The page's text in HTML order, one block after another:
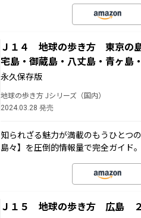
Ｊ１４ 地球の歩き方 東京の
宅島・御蔵島・八丈島・青ヶ
永久保存版
地球の歩き方 Jシリーズ（国内）
2024.03.28 発売
知られざる魅力が満載のもうひとつ
島々】を圧倒的情報量で完全ガイド。
Ｊ１５ 地球の歩き方 広島 ２